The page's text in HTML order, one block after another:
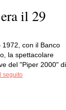
il 29
1972, con il Banco
la spettacolare
del "Piper 2000" di
seguito